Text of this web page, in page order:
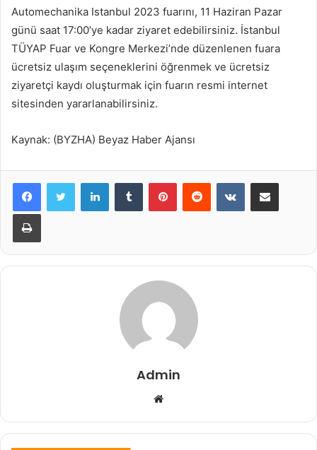
Automechanika Istanbul 2023 fuarını, 11 Haziran Pazar
günü saat 17:00’ye kadar ziyaret edebilirsiniz. İstanbul
TÜYAP Fuar ve Kongre Merkezi’nde düzenlenen fuara
ücretsiz ulaşım seçeneklerini öğrenmek ve ücretsiz
ziyaretçi kaydı oluşturmak için fuarın resmi internet
sitesinden yararlanabilirsiniz.
Kaynak: (BYZHA) Beyaz Haber Ajansı
LinkedInTumblr PinterestReddit VKontakteE-Posta ile paylaş
Yazdır
Admin
Web